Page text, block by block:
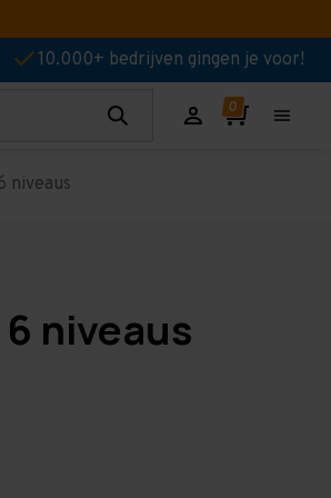
10.000+ bedrijven gingen je voor!
niveaus
niveaus